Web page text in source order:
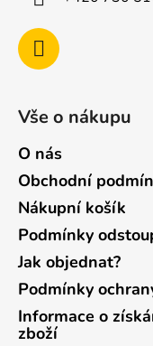
Vše o nákupu
O nás
Obchodní
Nákupní košík
Podmínky
Jak objednat?
Podmínky
Informace o
zboží